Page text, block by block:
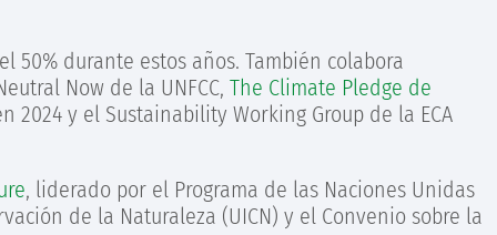
50% durante estos años. También colabora
Now de la UNFCC, The Climate Pledge de
2024 y el Sustainability Working Group de la ECA
, liderado por el Programa de las Naciones Unidas
de la Naturaleza (UICN) y el Convenio sobre la